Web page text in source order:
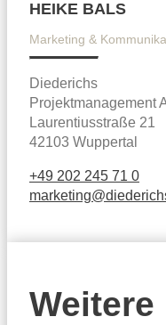
HEIKE BALS
Marketing &
Diederichs
Projektmanagement
Laurentiusstraße 21
42103 Wuppertal
+49 202 245 71 0
Weitere